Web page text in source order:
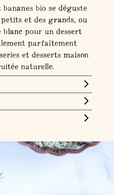
bio se déguste
et des grands, ou
blanc pour un dessert
parfaitement
et desserts maison
naturelle.